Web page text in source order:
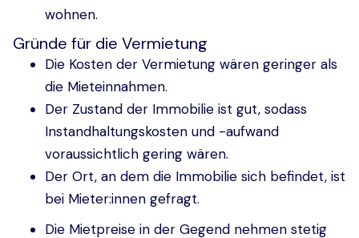
wohnen.
Gründe für die Vermietung
Die Kosten der Vermietung wären geringer als
die Mieteinnahmen.
Der Zustand der Immobilie ist gut, sodass
Instandhaltungskosten und -aufwand
voraussichtlich gering wären.
Der Ort, an dem die Immobilie sich befindet, ist
bei Mieter:innen gefragt.
Die Mietpreise in der Gegend nehmen stetig